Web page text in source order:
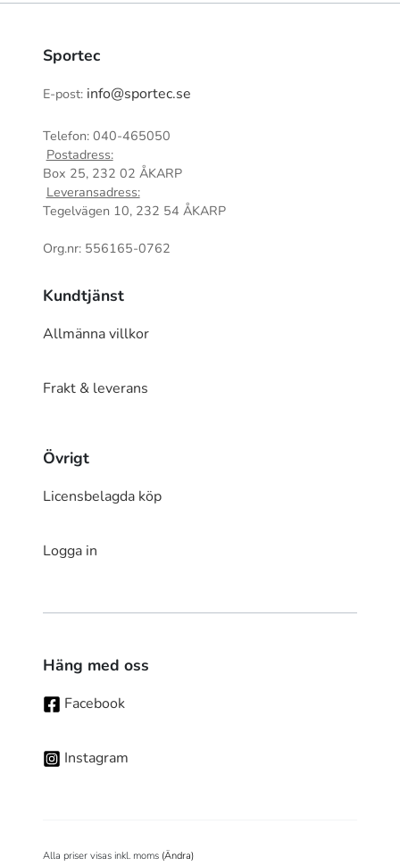
Sportec
E-post: info@sportec.se
Telefon: 040-465050
Postadress:
Box 25, 232 02 ÅKARP
Leveransadress:
Tegelvägen 10, 232 54 ÅKARP
Org.nr: 556165-0762
Kundtjänst
Allmänna villkor
Frakt & leverans
Övrigt
Licensbelagda köp
Logga in
Häng med oss
Facebook
Instagram
Alla priser visas inkl. moms (Ändra)